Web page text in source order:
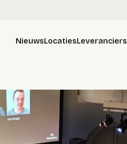
NieuwsLocatiesLeveranciers